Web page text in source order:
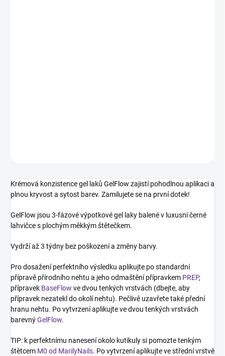
Krémová konzistence gel laků GelFlow zajistí pohodlnou aplikaci a
plnou kryvost a sytost barev. Zamilujete se na první dotek!
GelFlow jsou 3-fázové výpotkové gel laky balené v luxusní černé
lahvičce s plochým měkkým štětečkem.
Vydrží až 3 týdny bez poškození a změny barvy.
Pro dosažení perfektního výsledku aplikujte po standardní
přípravě přírodního nehtu a jeho odmaštění přípravkem PREP,
přípravek BaseFlow ve dvou tenkých vrstvách (dbejte, aby
přípravek nezatekl do okolí nehtu). Pečlivě uzavřete také přední
hranu nehtu. Po vytvrzení aplikujte ve dvou tenkých vrstvách
barevnýGelFlow.
TIP: k perfektnímu nanesení okolo kutikuly si pomozte tenkým
štětcem M0 od MarilyNails. Po vytvrzení aplikujte ve střední vrstvě